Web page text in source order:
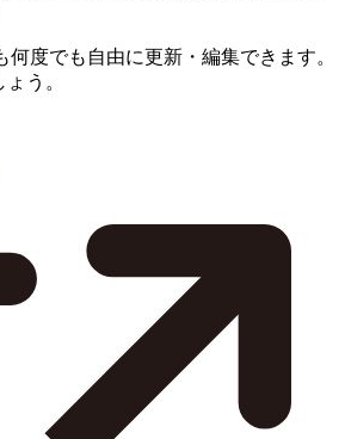
度でも自由に更新・編集できます。
う。